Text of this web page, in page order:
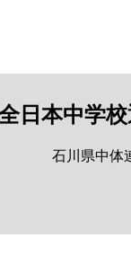
日本中学
石川県中体